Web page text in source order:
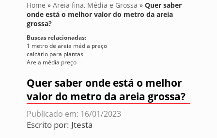
Home » Areia fina, Média e Grossa » Quer saber
onde está o melhor valor do metro da areia
grossa?
Buscas relacionadas:
1 metro de areia média preço
calcário para plantas
Areia média preço
Quer saber onde está o melhor
valor do metro da areia grossa?
Publicado em: 16/01/2023
Escrito por: Jtesta